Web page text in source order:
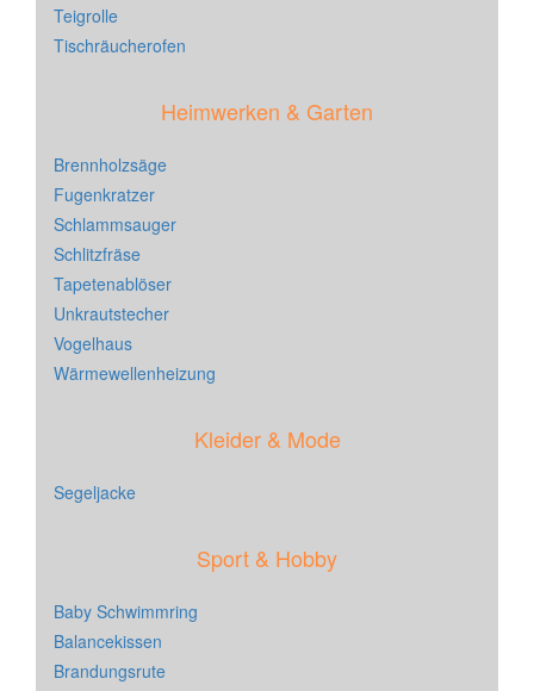
Teigrolle
Tischräucherofen
Heimwerken & Garten
Brennholzsäge
Fugenkratzer
Schlammsauger
Schlitzfräse
Tapetenablöser
Unkrautstecher
Vogelhaus
Wärmewellenheizung
Kleider & Mode
Segeljacke
Sport & Hobby
Baby Schwimmring
Balancekissen
Brandungsrute